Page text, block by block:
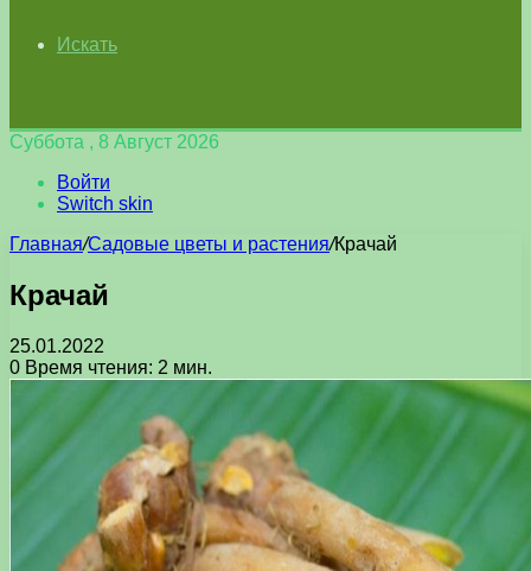
Искать
Суббота , 8 Август 2026
Войти
Switch skin
Главная/Садовые цветы и растения/Крачай
Крачай
25.01.2022
0 Время чтения: 2 мин.